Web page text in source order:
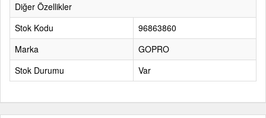
Diğer Özellikler
Stok Kodu
96863860
Marka
GOPRO
Stok Durumu
Var